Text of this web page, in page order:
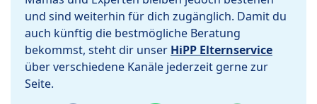
und sind weiterhin für dich zugänglich. Damit du
auch künftig die bestmögliche Beratung
bekommst, steht dir unser HiPP Elternservice
über verschiedene Kanäle jederzeit gerne zur
Seite.